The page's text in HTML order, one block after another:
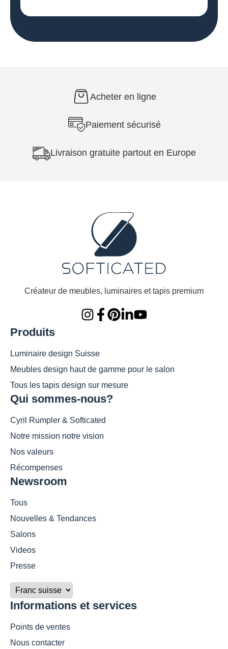
Acheter en ligne
Paiement sécurisé
Livraison gratuite partout en Europe
Créateur de meubles, luminaires et tapis premium
Produits
Luminaire design Suisse
Meubles design haut de gamme pour le salon
Tous les tapis design sur mesure
Qui sommes-nous?
Cyril Rumpler & Softicated
Notre mission notre vision
Nos valeurs
Récompenses
Newsroom
Tous
Nouvelles & Tendances
Salons
Videos
Presse
Informations et services
Points de ventes
Nous contacter